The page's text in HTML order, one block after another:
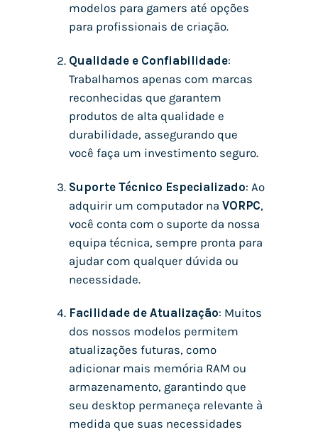
modelos para gamers até opções
para profissionais de criação.
Qualidade e Confiabilidade:
Trabalhamos apenas com marcas
reconhecidas que garantem
produtos de alta qualidade e
durabilidade, assegurando que
você faça um investimento seguro.
Suporte Técnico Especializado: Ao
adquirir um computador na VORPC,
você conta com o suporte da nossa
equipa técnica, sempre pronta para
ajudar com qualquer dúvida ou
necessidade.
Facilidade de Atualização: Muitos
dos nossos modelos permitem
atualizações futuras, como
adicionar mais memória RAM ou
armazenamento, garantindo que
seu desktop permaneça relevante à
medida que suas necessidades